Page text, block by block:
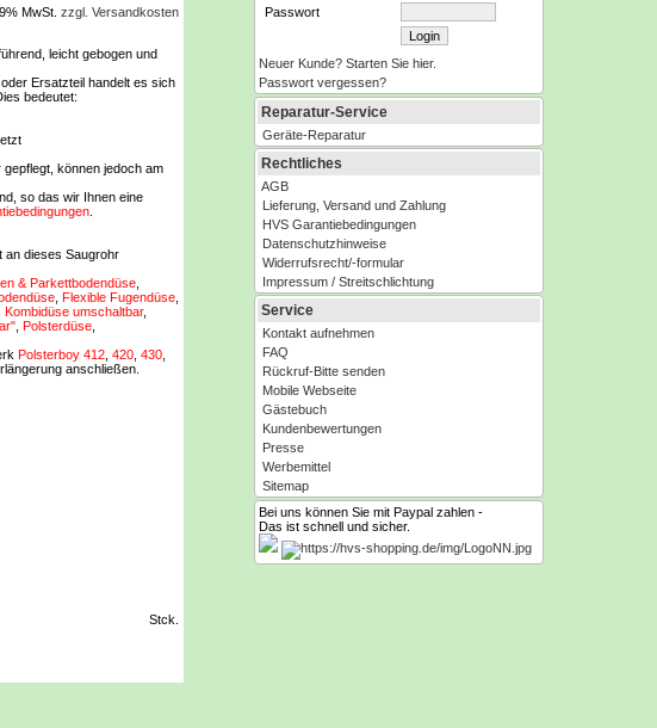
MwSt. zzgl. Versandkosten
leicht gebogen und
Ersatzteil handelt es sich
bedeutet:
können jedoch am
so das wir Ihnen eine
an dieses Saugrohr
& Parkettbodendüse
Flexible Fugendüse
Kombidüse umschaltbar,
Polsterdüse
Polsterboy 412 420 430
anschließen.
Stck.
Passwort
Neuer Kunde? Starten Sie hier.
Passwort vergessen?
Reparatur-Service
Geräte-Reparatur
Rechtliches
AGB
Lieferung, Versand und Zahlung
HVS Garantiebedingungen
Datenschutzhinweise
Widerrufsrecht/-formular
Impressum / Streitschlichtung
Service
Kontakt aufnehmen
FAQ
Rückruf-Bitte senden
Mobile Webseite
Gästebuch
Kundenbewertungen
Presse
Werbemittel
Sitemap
Bei uns können Sie mit Paypal zahlen -
Das ist schnell und sicher.